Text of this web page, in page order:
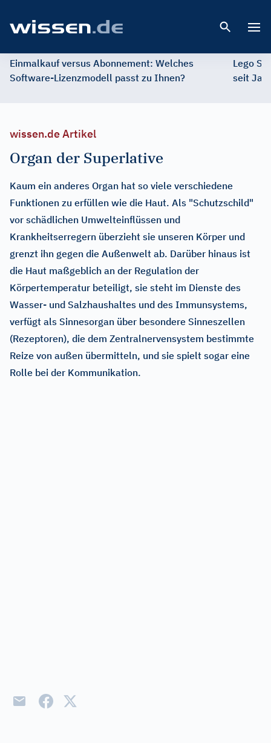
Einmalkauf versus Abonnement: Welches
Software-Lizenzmodell passt zu Ihnen?
Lego
seit
wissen.de Artikel
Organ der Superlative
Kaum ein anderes Organ hat so viele verschiedene
Funktionen zu erfüllen wie die Haut. Als "Schutzschild"
vor schädlichen Umwelteinflüssen und
Krankheitserregern überzieht sie unseren Körper und
grenzt ihn gegen die Außenwelt ab. Darüber hinaus ist
die Haut maßgeblich an der Regulation der
Körpertemperatur beteiligt, sie steht im Dienste des
Wasser- und Salzhaushaltes und des Immunsystems,
verfügt als Sinnesorgan über besondere Sinneszellen
(Rezeptoren), die dem Zentralnervensystem bestimmte
Reize von außen übermitteln, und sie spielt sogar eine
Rolle bei der Kommunikation.